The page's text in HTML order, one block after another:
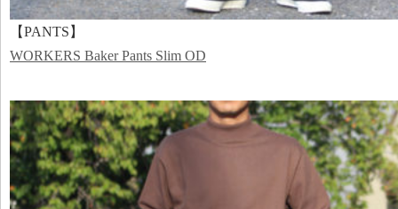
【PANTS】
WORKERS Baker Pants Slim OD